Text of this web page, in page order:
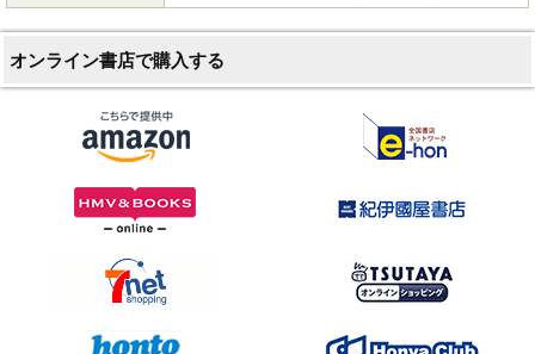
オンライン書店で購入する